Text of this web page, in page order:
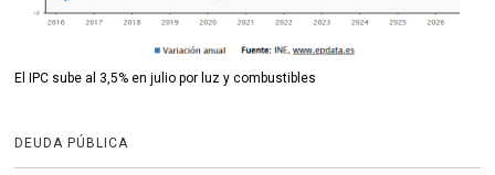
El IPC sube al 3,5% en julio por luz y combustibles
DEUDA PÚBLICA